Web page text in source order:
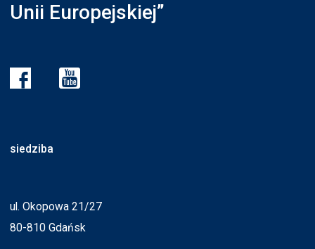
Unii Europejskiej”
siedziba
ul. Okopowa 21/27
80-810 Gdańsk